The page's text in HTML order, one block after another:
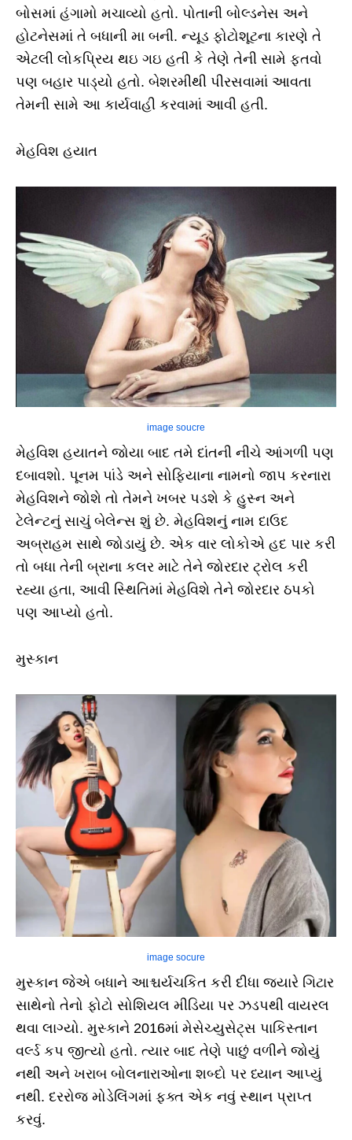
બોસમાં હંગામો મચાવ્યો હતો. પોતાની બોલ્ડનેસ અને
હોટનેસમાં તે બધાની મા બની. ન્યૂડ ફોટોશૂટના કારણે તે
એટલી લોકપ્રિય થઇ ગઇ હતી કે તેણે તેની સામે ફતવો
પણ બહાર પાડ્યો હતો. બેશરમીથી પીરસવામાં આવતા
તેમની સામે આ કાર્યવાહી કરવામાં આવી હતી.
મેહવિશ હયાત
image soucre
મેહવિશ હયાતને જોયા બાદ તમે દાંતની નીચે આંગળી પણ
દબાવશો. પૂનમ પાંડે અને સોફિયાના નામનો જાપ કરનારા
મેહવિશને જોશે તો તેમને ખબર પડશે કે હુસ્ન અને
ટેલેન્ટનું સાચું બેલેન્સ શું છે. મેહવિશનું નામ દાઉદ
અબ્રાહમ સાથે જોડાયું છે. એક વાર લોકોએ હદ પાર કરી
તો બધા તેની બ્રાના કલર માટે તેને જોરદાર ટ્રોલ કરી
રહ્યા હતા, આવી સ્થિતિમાં મેહવિશે તેને જોરદાર ઠપકો
પણ આપ્યો હતો.
મુસ્કાન
image socure
મુસ્કાન જેએ બધાને આશ્ચર્યચકિત કરી દીધા જ્યારે ગિટાર
સાથેનો તેનો ફોટો સોશિયલ મીડિયા પર ઝડપથી વાયરલ
થવા લાગ્યો. મુસ્કાને 2016માં મેસેચ્યુસેટ્સ પાકિસ્તાન
વર્લ્ડ કપ જીત્યો હતો. ત્યાર બાદ તેણે પાછું વળીને જોયું
નથી અને ખરાબ બોલનારાઓના શબ્દો પર ધ્યાન આપ્યું
નથી. દરરોજ મોડેલિંગમાં ફક્ત એક નવું સ્થાન પ્રાપ્ત
કરવું.